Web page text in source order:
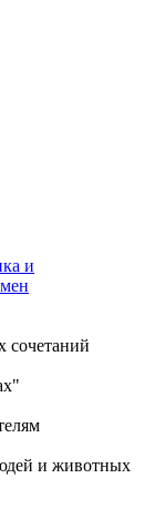
и
сочетаний
и животных